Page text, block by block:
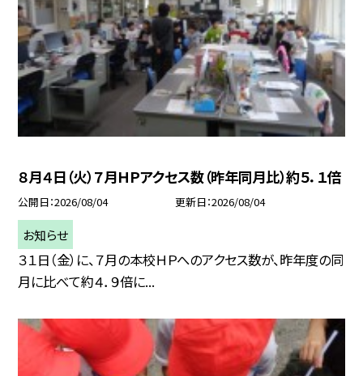
８月４日（火）７月ＨＰアクセス数（昨年同月比）約５．１倍
公開日 2026/08/04 更新日 2026/08/04
お知らせ
３１日（金）に、７月の本校ＨＰへのアクセス数が、昨年度の同
月に比べて約４．９倍に...